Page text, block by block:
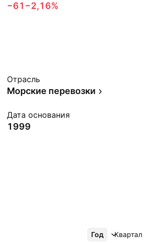
−61−2,16%
Отрасль
Морские перевозки
Дата основания
1999
Год Квартал
Ещё